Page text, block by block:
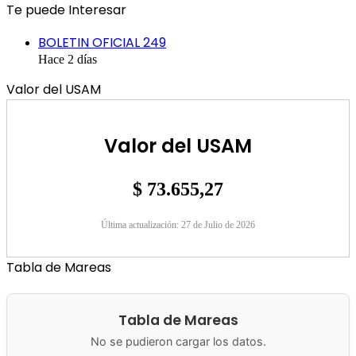
correo
electrónico
Facebook
X
WhatsApp
Telegram
Compartir
electrónico
Imprimir
Te puede Interesar
BOLETIN OFICIAL 249
Hace 2 días
Valor del USAM
Valor del USAM
$ 73.655,27
Última actualización: 27 de Julio de 2026
Tabla de Mareas
Tabla de Mareas
No se pudieron cargar los datos.